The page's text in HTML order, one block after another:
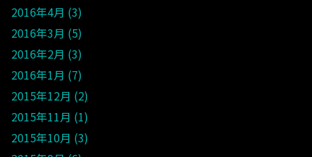
2016年4月 3
2016年3月 5
2016年2月 3
2016年1月 7
2015年12月 2
2015年11月 1
2015年10月 3